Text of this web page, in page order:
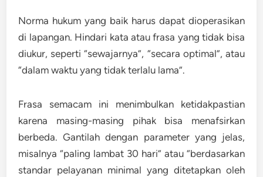
Norma hukum yang baik harus dapat dioperasikan
di lapangan. Hindari kata atau frasa yang tidak bisa
diukur, seperti “sewajarnya”, “secara optimal”, atau
“dalam waktu yang tidak terlalu lama”.
Frasa semacam ini menimbulkan ketidakpastian
karena masing-masing pihak bisa menafsirkan
berbeda. Gantilah dengan parameter yang jelas,
misalnya “paling lambat 30 hari” atau “berdasarkan
standar pelayanan minimal yang ditetapkan oleh